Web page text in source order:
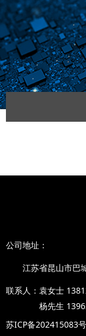
公司地址 ：
江苏省昆山市巴城
联系人：袁女士
杨先生
苏ICP备202415083号